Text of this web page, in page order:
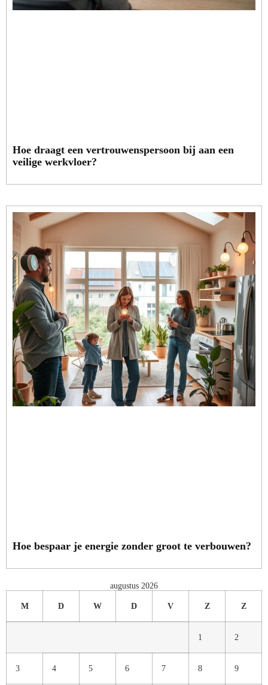
Hoe draagt een vertrouwenspersoon bij aan een
veilige werkvloer?
Hoe bespaar je energie zonder groot te verbouwen?
augustus 2026
M D W D V Z Z
1 2
3 4 5 6 7 8 9